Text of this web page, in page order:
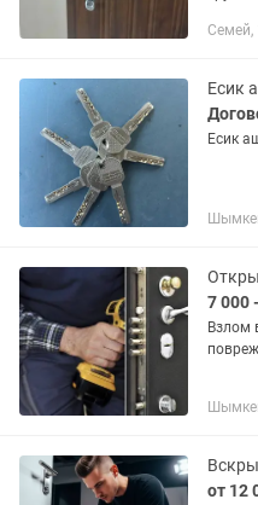
Семей,
Есик
Есик
7 000
Взлом
от 12